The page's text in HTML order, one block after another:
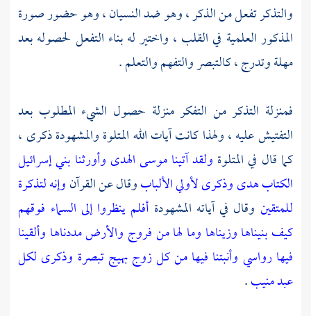
والتذكر تفعل من الذكر ، وهو ضد النسيان ، وهو حضور صورة
المذكور العلمية في القلب ، واختير له بناء التفعل لحصوله بعد
مهلة وتدرج ، كالتبصر والتفهم والتعلم .
فمنزلة التذكر من التفكر منزلة حصول الشيء المطلوب بعد
التفتيش عليه ، ولهذا كانت آيات الله المتلوة والمشهودة ذكرى ،
كما قال في المتلوة ولقد آتينا موسى الهدى وأورثنا بني إسرائيل
الكتاب هدى وذكرى لأولي الألبابوقال عن القرآنوإنه لتذكرة
للمتقين وقال في آياته المشهودة أفلم ينظروا إلى السماء فوقهم
كيف بنيناها وزيناها وما لها من فروج والأرض مددناها وألقينا
فيها رواسي وأنبتنا فيها من كل زوج بهيج تبصرة وذكرى لكل
عبد منيب.